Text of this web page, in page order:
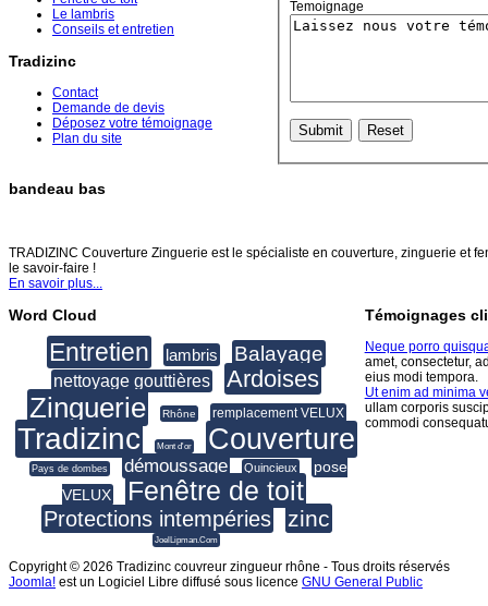
Le lambris
Conseils et entretien
Tradizinc
Contact
Demande de devis
Déposez votre témoignage
Plan du site
Temoignage
bandeau bas
TRADIZINC Couverture Zinguerie est le spécialiste en couverture, zinguerie et
le savoir-faire !
En savoir plus...
Word Cloud
Entretien lambris Balayage
nettoyage gouttières Ardoises
Zinguerie Rhône remplacement VELUX
Tradizinc Mont d'or Couverture
Pays de dombes démoussage Quincieux
pose
VELUX
Fenêtre de toit
Protections intempéries zinc
JoelLipman.Com
Témoignages
Neque porro
amet, consectetur,
eius modi tempora.
Ut enim ad minima
ullam corporis
commodi
Copyright © 2026 Tradizinc couvreur zingueur rhône - Tous droits réservés
Joomla! est un Logiciel Libre diffusé sous licence GNU General Public